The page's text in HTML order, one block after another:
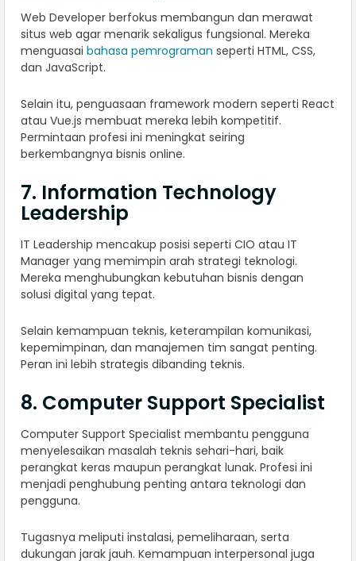
Web Developer berfokus membangun dan merawat
situs web agar menarik sekaligus fungsional. Mereka
menguasai bahasa pemrograman seperti HTML, CSS,
dan JavaScript.
Selain itu, penguasaan framework modern seperti React
atau Vue.js membuat mereka lebih kompetitif.
Permintaan profesi ini meningkat seiring
berkembangnya bisnis online.
7. Information Technology
Leadership
IT Leadership mencakup posisi seperti CIO atau IT
Manager yang memimpin arah strategi teknologi.
Mereka menghubungkan kebutuhan bisnis dengan
solusi digital yang tepat.
Selain kemampuan teknis, keterampilan komunikasi,
kepemimpinan, dan manajemen tim sangat penting.
Peran ini lebih strategis dibanding teknis.
8. Computer Support Specialist
Computer Support Specialist membantu pengguna
menyelesaikan masalah teknis sehari-hari, baik
perangkat keras maupun perangkat lunak. Profesi ini
menjadi penghubung penting antara teknologi dan
pengguna.
Tugasnya meliputi instalasi, pemeliharaan, serta
dukungan jarak jauh. Kemampuan interpersonal juga